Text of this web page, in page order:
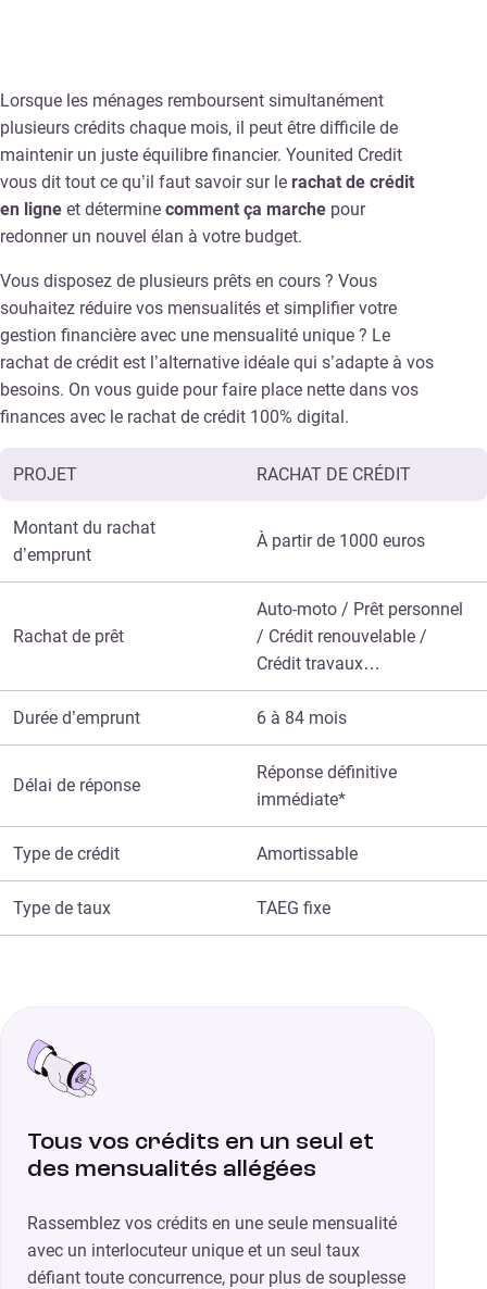
Lorsque les ménages remboursent simultanément
plusieurs crédits chaque mois, il peut être difficile de
maintenir un juste équilibre financier. Younited Credit
vous dit tout ce qu’il faut savoir sur le rachat de crédit
en ligne et détermine comment ça marche pour
redonner un nouvel élan à votre budget.
Vous disposez de plusieurs prêts en cours ? Vous
souhaitez réduire vos mensualités et simplifier votre
gestion financière avec une mensualité unique ? Le
rachat de crédit est l’alternative idéale qui s’adapte à vos
besoins. On vous guide pour faire place nette dans vos
finances avec le rachat de crédit 100% digital.
PROJET RACHAT DE CRÉDIT
Montant du rachat
d’emprunt
À partir de 1000 euros
Rachat de prêt
Auto-moto / Prêt personnel
/ Crédit renouvelable /
Crédit travaux…
Durée d’emprunt 6 à 84 mois
Délai de réponse
Réponse définitive
immédiate*
Type de crédit Amortissable
Type de taux TAEG fixe
Tous vos crédits en un seul et
des mensualités allégées
Rassemblez vos crédits en une seule mensualité
avec un interlocuteur unique et un seul taux
défiant toute concurrence, pour plus de souplesse